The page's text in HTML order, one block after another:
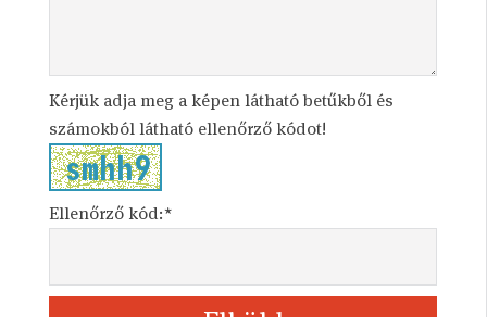
Kérjük adja meg a képen látható betűkből és
számokból látható ellenőrző kódot!
Ellenőrző kód:*